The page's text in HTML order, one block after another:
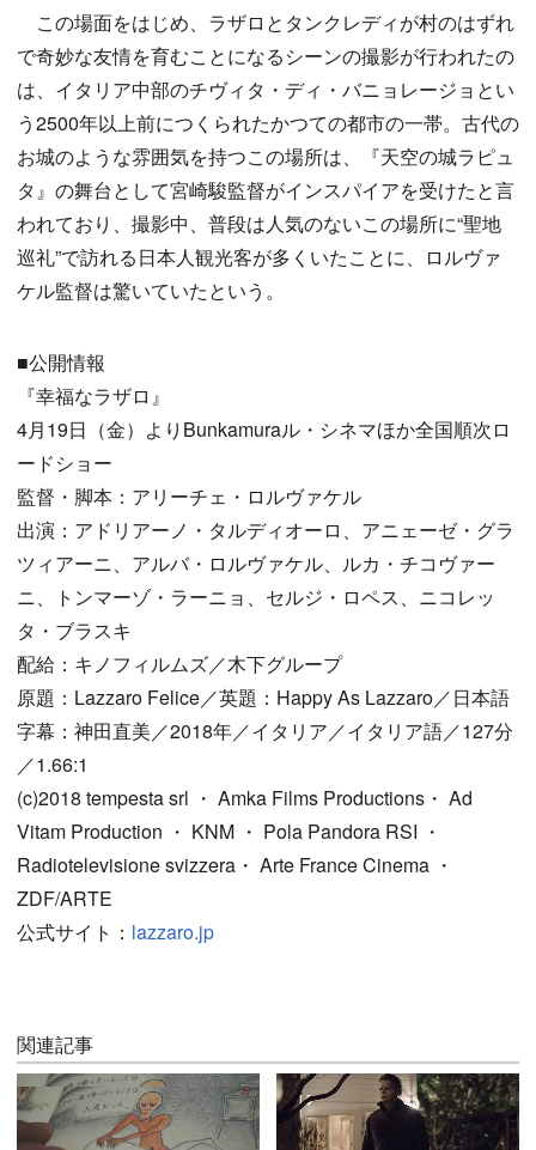
この場面をはじめ、ラザロとタンクレディが村のはずれ
で奇妙な友情を育むことになるシーンの撮影が行われたの
は、イタリア中部のチヴィタ・ディ・バニョレージョとい
う2500年以上前につくられたかつての都市の一帯。古代の
お城のような雰囲気を持つこの場所は、『天空の城ラピュ
タ』の舞台として宮崎駿監督がインスパイアを受けたと言
われており、撮影中、普段は人気のないこの場所に“聖地
巡礼”で訪れる日本人観光客が多くいたことに、ロルヴァ
ケル監督は驚いていたという。
■公開情報
『幸福なラザロ』
4月19日（金）よりBunkamuraル・シネマほか全国順次ロ
ードショー
監督・脚本：アリーチェ・ロルヴァケル
出演：アドリアーノ・タルディオーロ、アニェーゼ・グラ
ツィアーニ、アルバ・ロルヴァケル、ルカ・チコヴァー
ニ、トンマーゾ・ラーニョ、セルジ・ロペス、ニコレッ
タ・ブラスキ
配給：キノフィルムズ／木下グループ
原題：Lazzaro Felice／英題：Happy As Lazzaro／日本語
字幕：神田直美／2018年／イタリア／イタリア語／127分
／1.66:1
(c)2018 tempesta srl ・ Amka Films Productions・ Ad
Vitam Production ・ KNM ・ Pola Pandora RSI ・
Radiotelevisione svizzera・ Arte France Cinema ・
ZDF/ARTE
公式サイト： lazzaro.jp
関連記事